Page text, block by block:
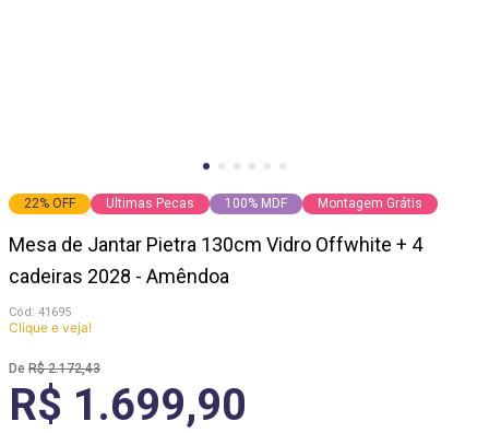
22% OFF Ultimas Pecas 100% MDF Montagem Grátis
Mesa de Jantar Pietra 130cm Vidro Offwhite + 4
cadeiras 2028 - Amêndoa
: 41695
Clique e veja!
R$ 2.172,43
R$ 1.699,90